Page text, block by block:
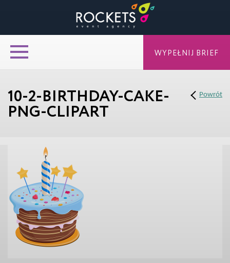
10-2-BIRTHDAY-CAKE-
PNG-CLIPART
Powrót
WYPEŁNIJ BRIEF